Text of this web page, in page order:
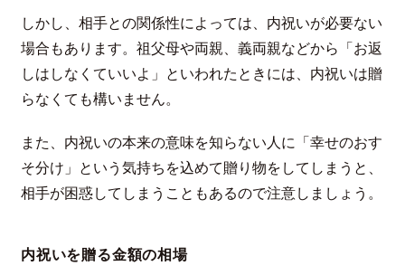
しかし、相手との関係性によっては、内祝いが必要ない
場合もあります。祖父母や両親、義両親などから「お返
しはしなくていいよ」といわれたときには、内祝いは贈
らなくても構いません。
また、内祝いの本来の意味を知らない人に「幸せのおす
そ分け」という気持ちを込めて贈り物をしてしまうと、
相手が困惑してしまうこともあるので注意しましょう。
内祝いを贈る金額の相場